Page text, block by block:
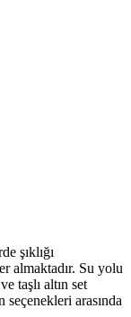
şıklığı
almaktadır. Su yolu
taşlı altın set
arasında